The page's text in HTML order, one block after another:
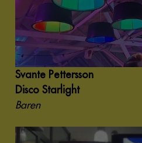
Svante Pettersson
Disco Starlight
Baren